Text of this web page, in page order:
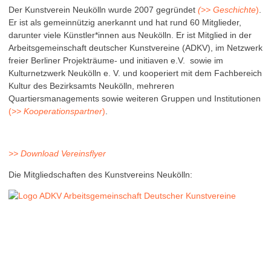
Der Kunstverein Neukölln wurde 2007 gegründet (>> Geschichte)
Er ist als gemeinnützig anerkannt und hat rund 60 Mitglieder,
darunter viele Künstler*innen aus Neukölln. Er ist Mitglied in der
Arbeitsgemeinschaft deutscher Kunstvereine (ADKV), im Netzwerk
freier Berliner Projekträume- und initiaven e.V. sowie im
Kulturnetzwerk Neukölln e. V. und kooperiert mit dem Fachbereich
Kultur des Bezirksamts Neukölln, mehreren
Quartiersmanagements sowie weiteren Gruppen und Institutionen
(>> Kooperationspartner)
>> Download Vereinsflyer
Die Mitgliedschaften des Kunstvereins Neukölln: